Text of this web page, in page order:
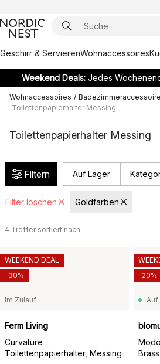
Geschirr & ServierenWohnaccessoires
Weekend Deals:Jedes
Wohnaccessoires /
Toilettenpapierhalter Messing
Toilettenpapierhalter Messing
Filtern Auf Lager
Filter löschen Goldfarben
4 Treffer sortiert nach
Im Zulauf
Ferm Living
Curvature
Toilettenpapierhalter, Messing
WEEKEND DEAL
-30%
Auf
Brass
-20%